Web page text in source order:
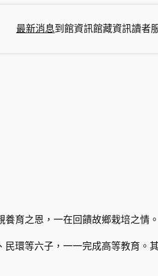
最新消息到館資訊館藏資訊讀者
育之恩，一在回饋故鄉栽培之情。
環等六子，一一完成高等教育。